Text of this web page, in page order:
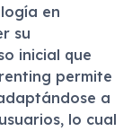
en
su
inicial que
permite
a
lo cual